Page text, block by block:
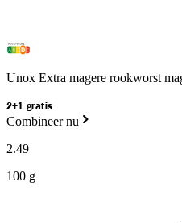
Unox Extra magere rookworst
2+1 gratis
Combineer nu
2.49
100 g